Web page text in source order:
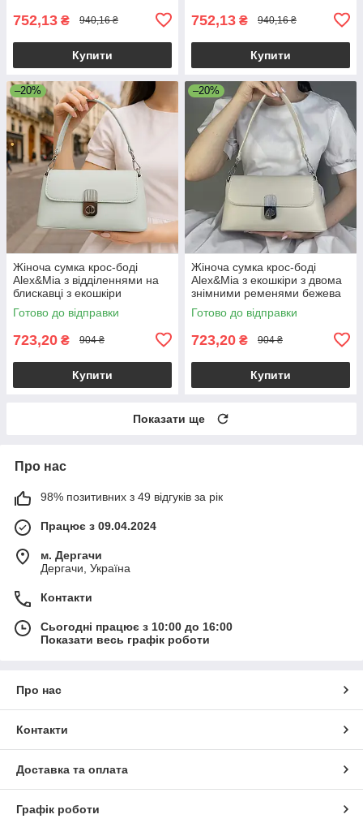
752,13 ₴ 940,16 ₴
Купити
752,13 ₴ 940,16 ₴
Купити
–20%
Жіноча сумка крос-боді
Alex&Mia з відділеннями на
блискавці з екошкіри
блакитна
Готово до відправки
723,20 ₴ 904 ₴
Купити
–20%
Жіноча сумка крос-боді
Alex&Mia з екошкіри з двома
знімними ременями бежева
Готово до відправки
723,20 ₴ 904 ₴
Купити
Показати ще
Про нас
98% позитивних з 49 відгуків за рік
Працює з 09.04.2024
м. Дергачи
Дергачи, Україна
Контакти
Сьогодні працює з 10:00 до 16:00
Показати весь графік роботи
Про нас
Контакти
Доставка та оплата
Графік роботи